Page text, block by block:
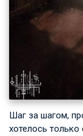
Шаг за шагом,
хотелось